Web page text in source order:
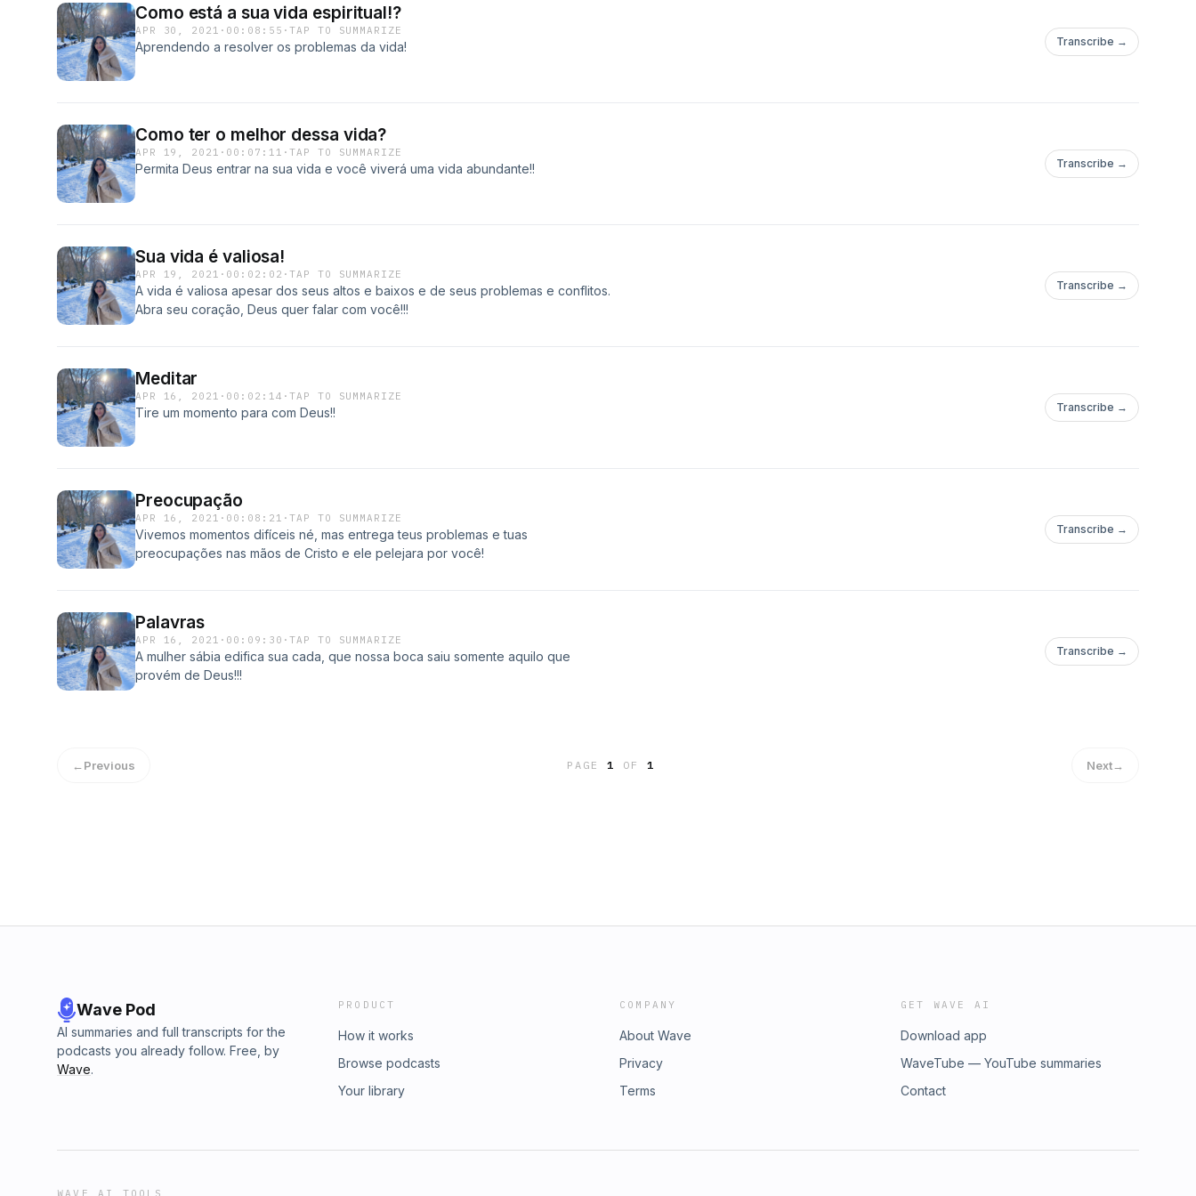
Como está a sua vida espiritual!?
APR 30, 2021 · 00:08:55 ·TAP TO SUMMARIZE
Aprendendo a resolver os problemas da vida! Transcribe →
Como ter o melhor dessa vida?
APR 19, 2021 · 00:07:11 ·TAP TO SUMMARIZE
Permita Deus entrar na sua vida e você viverá uma vida abundante!! Transcribe →
Sua vida é valiosa!
APR 19, 2021 · 00:02:02 ·TAP TO SUMMARIZE
A vida é valiosa apesar dos seus altos e baixos e de seus problemas e conflitos.
Abra seu coração, Deus quer falar com você!!!
Transcribe →
Meditar
APR 16, 2021 · 00:02:14 ·TAP TO SUMMARIZE
Tire um momento para com Deus!! Transcribe →
Preocupação
APR 16, 2021 · 00:08:21 ·TAP TO SUMMARIZE
Vivemos momentos difíceis né, mas entrega teus problemas e tuas
preocupações nas mãos de Cristo e ele pelejara por você!
Transcribe →
Palavras
APR 16, 2021 · 00:09:30 ·TAP TO SUMMARIZE
A mulher sábia edifica sua cada, que nossa boca saiu somente aquilo que
provém de Deus!!!
Transcribe →
←Previous PAGE1 OF 1 Next→
Wave Pod
AI summaries and full transcripts for the
podcasts you already follow. Free, by
Wave.
PRODUCT
How it works
Browse podcasts
Your library
COMPANY
About Wave
Privacy
Terms
GET WAVE AI
Download app
WaveTube — YouTube summaries
Contact
WAVE AI TOOLS